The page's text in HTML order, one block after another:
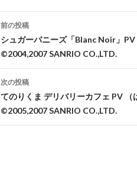
投
稿
ナ
ビ
ゲ
前の投稿
シュガーバニーズ「Blanc Noir」PV
©2004,2007 SANRIO CO.,LTD.
次の投稿
てのりくま デリバリーカフェ PV （
©2005,2007 SANRIO CO.,LTD.